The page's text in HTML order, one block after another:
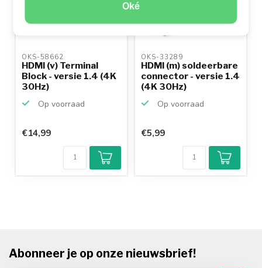
Oké
OKS-58662
HDMI (v) Terminal
Block - versie 1.4 (4K
30Hz)
Op voorraad
€14,99
OKS-33289
HDMI (m) soldeerbare
connector - versie 1.4
(4K 30Hz)
Op voorraad
€5,99
Abonneer je op onze nieuwsbrief!